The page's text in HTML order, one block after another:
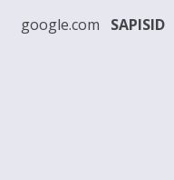
google.com SAPISID